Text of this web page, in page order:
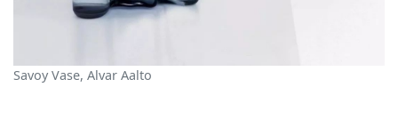
Savoy Vase, Alvar Aalto